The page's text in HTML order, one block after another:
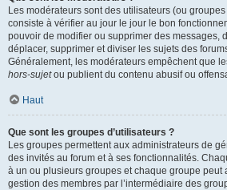
Les modérateurs sont des utilisateurs (ou groupes
consiste à vérifier au jour le jour le bon
pouvoir de modifier ou supprimer des messages,
déplacer, supprimer et diviser les sujets des
Généralement, les modérateurs empêchent que
hors-sujetou publient du contenu abusif ou
Haut
Que sont les groupes d’utilisateurs ?
Les groupes permettent aux administrateurs de
des invités au forum et à ses fonctionnalités.
à un ou plusieurs groupes et chaque groupe peut
gestion des membres par l’intermédiaire des